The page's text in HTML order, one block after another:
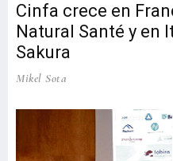
Cinfa crece en
Natural Santé y en
Sakura
Mikel Sota